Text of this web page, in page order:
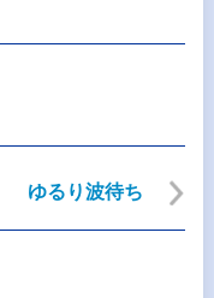
ゆるり波待ち